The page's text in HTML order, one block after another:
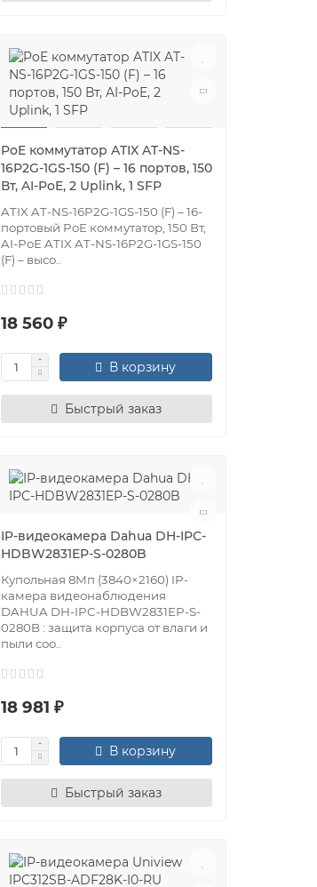
PoE коммутатор ATIX AT-NS-
16P2G-1GS-150 (F) – 16 портов, 150
Вт, AI-PoE, 2 Uplink, 1 SFP
ATIX AT-NS-16P2G-1GS-150 (F) – 16-
портовый PoE коммутатор, 150 Вт,
AI-PoE ATIX AT-NS-16P2G-1GS-150
(F) – высо..
18 560 ₽
В корзину
Быстрый заказ
IP-видеокамера Dahua DH-IPC-
HDBW2831EP-S-0280B
Купольная 8Мп (3840×2160) IP-
камера видеонаблюдения
DAHUA DH-IPC-HDBW2831EP-S-
0280B : защита корпуса от влаги и
пыли соо..
18 981 ₽
В корзину
Быстрый заказ